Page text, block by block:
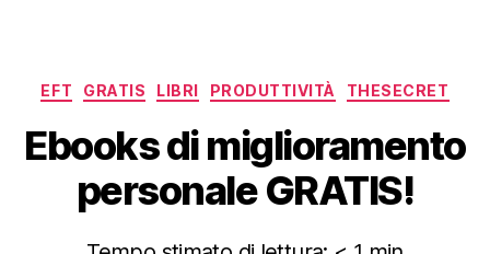
Categorie
EFT GRATIS LIBRI PRODUTTIVITÀ THESECRET
Ebooks di miglioramento
personale GRATIS!